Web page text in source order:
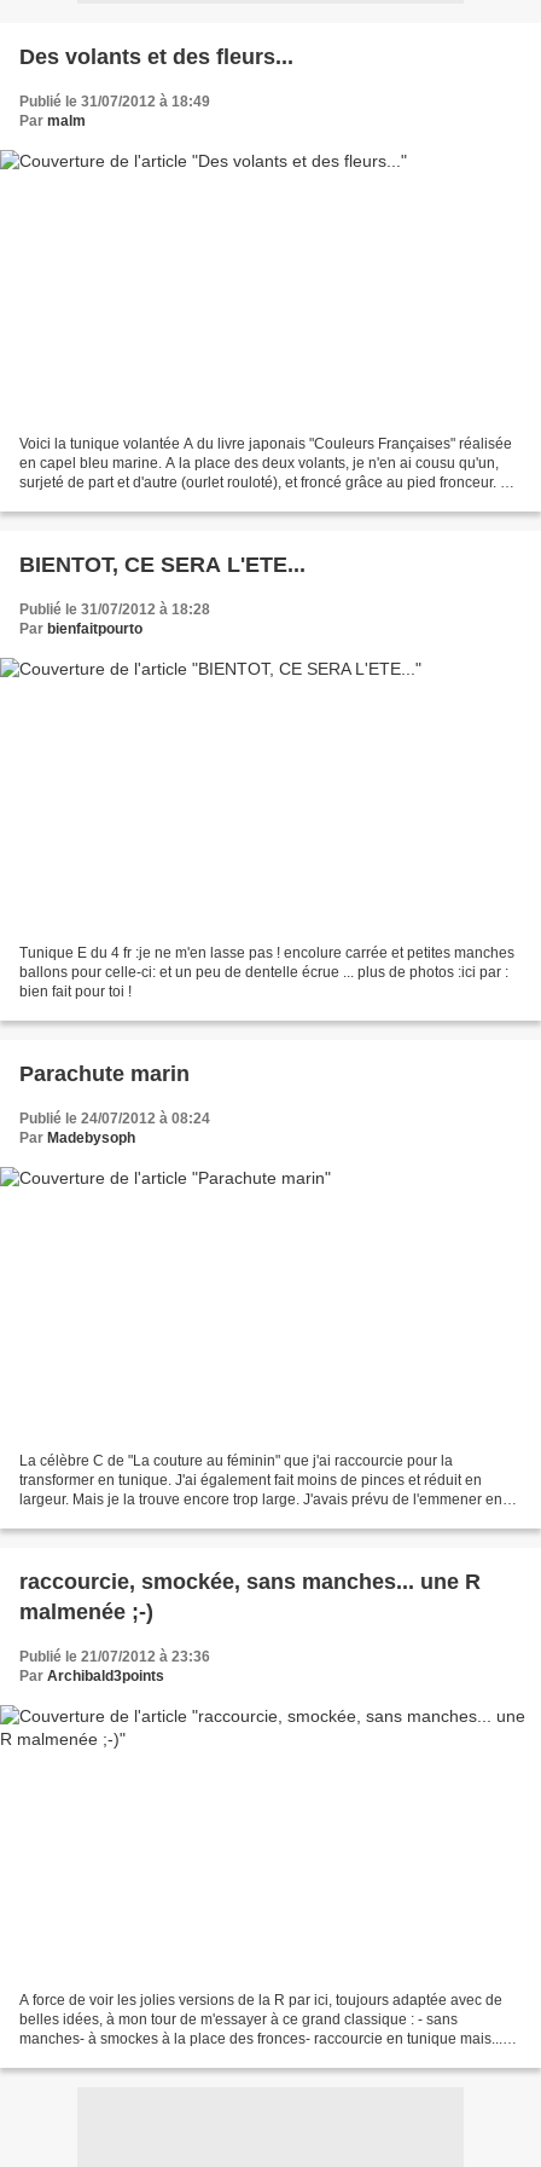
Des volants et des fleurs...
Publié le 31/07/2012 à 18:49
Par malm
Voici la tunique volantée A du livre japonais "Couleurs Françaises" réalisée
en capel bleu marine. A la place des deux volants, je n'en ai cousu qu'un,
surjeté de part et d'autre (ourlet rouloté), et froncé grâce au pied fronceur. Ce
BIENTOT, CE SERA L'ETE...
Publié le 31/07/2012 à 18:28
Par bienfaitpourto
Tunique E du 4 fr :je ne m'en lasse pas ! encolure carrée et petites manches
ballons pour celle-ci: et un peu de dentelle écrue ... plus de photos :ici par :
bien fait pour toi !
Parachute marin
Publié le 24/07/2012 à 08:24
Par Madebysoph
La célèbre C de "La couture au féminin" que j'ai raccourcie pour la
transformer en tunique. J'ai également fait moins de pinces et réduit en
largeur. Mais je la trouve encore trop large. J'avais prévu de l'emmener en
raccourcie, smockée, sans manches... une R
malmenée ;-)
Publié le 21/07/2012 à 23:36
Par Archibald3points
A force de voir les jolies versions de la R par ici, toujours adaptée avec de
belles idées, à mon tour de m'essayer à ce grand classique : - sans
manches- à smockes à la place des fronces- raccourcie en tunique mais...